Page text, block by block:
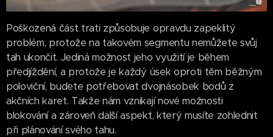
Poškozená část trati způsobuje opravdu zapeklitý
problém, protože na takovém segmentu nemůžete svůj
tah ukončit. Jediná možnost jeho využití je během
předjíždění, a protože je každý úsek oproti těm běžným
poloviční, budete potřebovat dvojnásobek bodů z
akčních karet. Takže nám vznikají nové možnosti
blokování a zároveň další aspekt, který musíte zohlednit
při plánování svého tahu.